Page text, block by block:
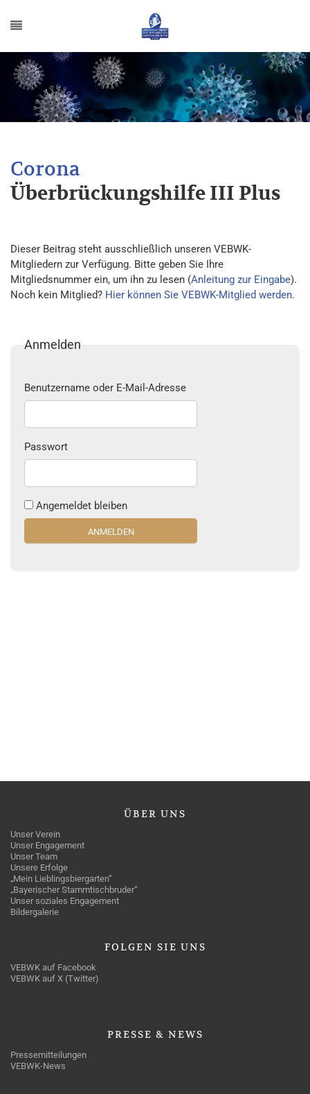
Überbrückungshilfe III Plus
Dieser Beitrag steht ausschließlich unseren VEBWK-
Mitgliedern zur Verfügung. Bitte geben Sie Ihre
Mitgliedsnummer ein, um ihn zu lesen (Anleitung zur Eingabe).
Noch kein Mitglied? Hier können Sie VEBWK-Mitglied werden.
Anmelden
Benutzername oder E-Mail-Adresse
Passwort
Angemeldet bleiben
ÜBER UNS
Unser Verein
Unser Engagement
Unser Team
Unsere Erfolge
„Mein Lieblingsbiergarten“
„Bayerischer Stammtischbruder“
Unser soziales Engagement
Bildergalerie
FOLGEN SIE UNS
VEBWK auf Facebook
VEBWK auf X (Twitter)
PRESSE & NEWS
Pressemitteilungen
VEBWK-News